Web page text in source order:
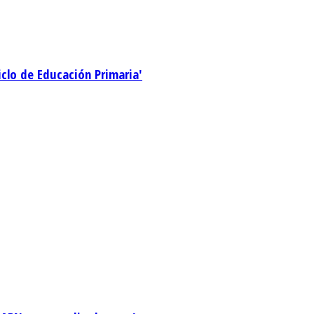
de Educación Primaria'